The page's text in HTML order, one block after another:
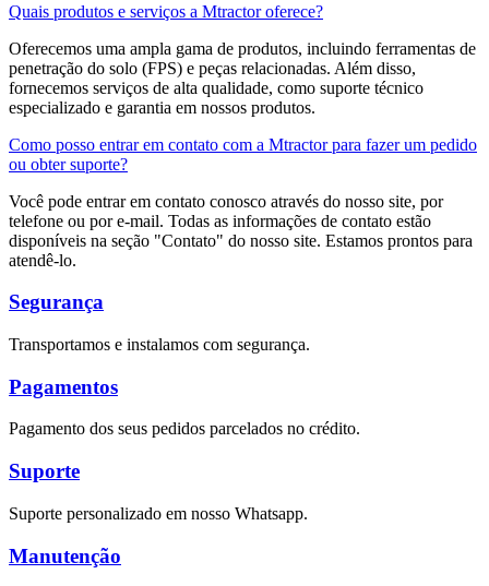
Quais produtos e serviços a Mtractor oferece?
Oferecemos uma ampla gama de produtos, incluindo ferramentas de
penetração do solo (FPS) e peças relacionadas. Além disso,
fornecemos serviços de alta qualidade, como suporte técnico
especializado e garantia em nossos produtos.
Como posso entrar em contato com a Mtractor para fazer um pedido
ou obter suporte?
Você pode entrar em contato conosco através do nosso site, por
telefone ou por e-mail. Todas as informações de contato estão
disponíveis na seção "Contato" do nosso site. Estamos prontos para
atendê-lo.
Segurança
Transportamos e instalamos com segurança.
Pagamentos
Pagamento dos seus pedidos parcelados no crédito.
Suporte
Suporte personalizado em nosso Whatsapp.
Manutenção